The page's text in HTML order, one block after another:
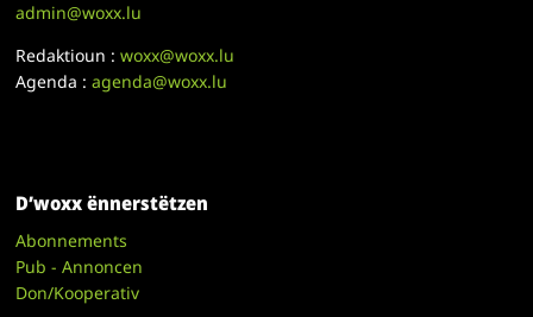
admin@woxx.lu
Redaktioun :woxx@woxx.lu
Agenda :agenda@woxx.lu
D’woxx ënnerstëtzen
Abonnements
Pub - Annoncen
Don/Kooperativ